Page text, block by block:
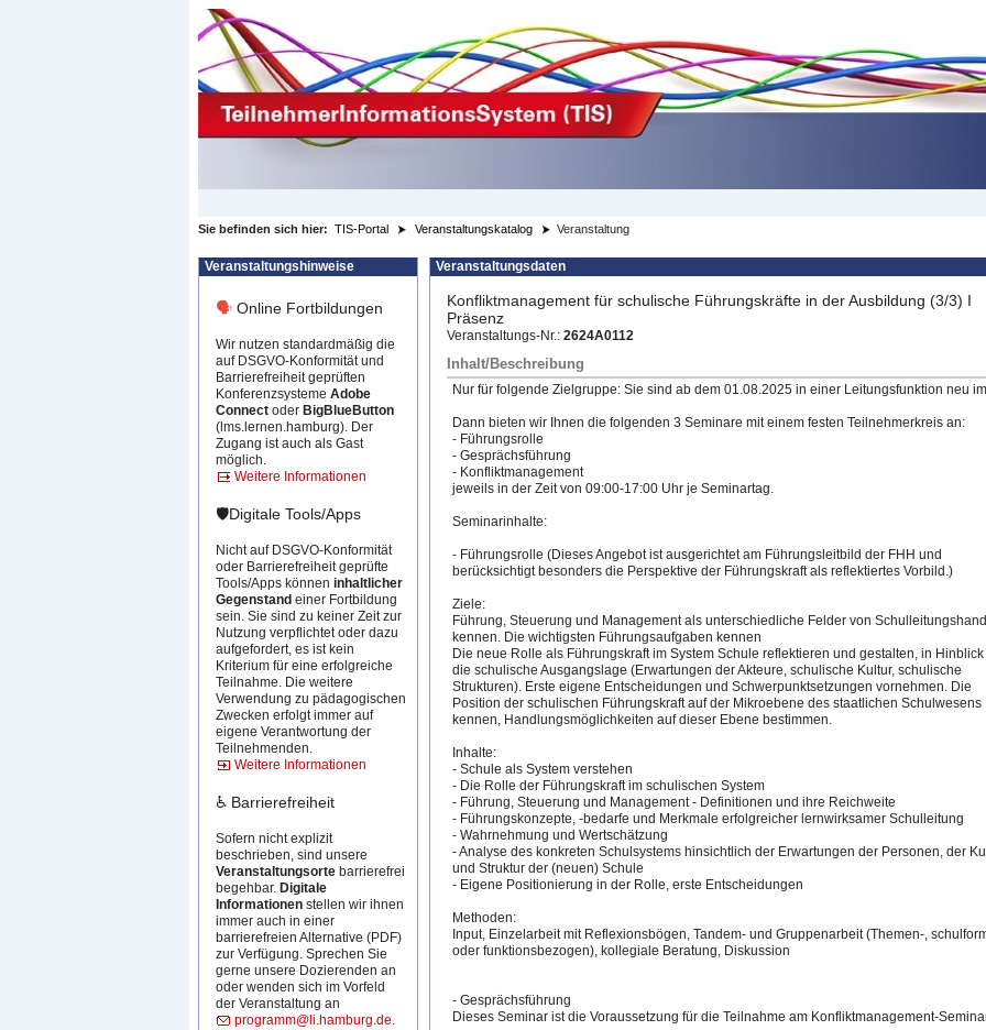
Sie befinden sich hier: TIS-Portal Veranstaltungskatalog Veranstaltung
Veranstaltungshinweise
🗣Online Fortbildungen
Wir nutzen standardmäßig die
auf DSGVO-Konformität und
Barrierefreiheit geprüften
Konferenzsysteme Adobe
Connect oderBigBlueButton
(lms.lernen.hamburg). Der
Zugang ist auch als Gast
möglich.
Weitere Informationen
🛡️Digitale Tools/Apps
Nicht auf DSGVO-Konformität
oder Barrierefreiheit geprüfte
Tools/Apps können inhaltlicher
Gegenstand einer Fortbildung
sein. Sie sind zu keiner Zeit zur
Nutzung verpflichtet oder dazu
aufgefordert, es ist kein
Kriterium für eine erfolgreiche
Teilnahme. Die weitere
Verwendung zu pädagogischen
Zwecken erfolgt immer auf
eigene Verantwortung der
Teilnehmenden.
Weitere Informationen
♿ Barrierefreiheit
Sofern nicht explizit
beschrieben, sind unsere
Veranstaltungsortebarrierefrei
begehbar. Digitale
Informationenstellen wir ihnen
immer auch in einer
barrierefreien Alternative (PDF)
zur Verfügung. Sprechen Sie
gerne unsere Dozierenden an
oder wenden sich im Vorfeld
der Veranstaltung an
programm@li.hamburg.de.
Veranstaltungsdaten
Konfliktmanagement für schulische Führungskräfte in der Ausbildung (3/3) I
Präsenz
Veranstaltungs-Nr.: 2624A0112
Inhalt/Beschreibung
Nur für folgende Zielgruppe: Sie sind ab dem 01.08.2025 in einer Leitungsfunktion neu
Dann bieten wir Ihnen die folgenden 3 Seminare mit einem festen Teilnehmerkreis an:
- Führungsrolle
- Gesprächsführung
- Konfliktmanagement
jeweils​ in der Zeit von 09:00-17:00 Uhr je Seminartag.
Seminarinhalt​e:​
- Führungsrolle (Dieses Angebot ist ausgerichtet am Führungsleitbild der FHH und
berücksichtigt besonders die Perspektive der Führungskraft als reflektiertes Vorbild.)
Ziele:
Führung, Steuerung und Management als unterschiedliche Felder von
kennen. Die wichtigsten Führungsaufgaben kennen
Die neue Rolle als Führungskraft im System Schule reflektieren und gestalten, in Hinblick
die schulische Ausgangslage (Erwartungen der Akteure, schulische Kultur, schulische
Strukturen). Erste eigene Entscheidungen und Schwerpunktsetzungen vornehmen. Die
Position der schulischen Führungskraft auf der Mikroebene des staatlichen Schulwesens
kennen, Handlungsmöglichkeiten auf dieser Ebene bestimmen.
Inhalte:
- Schul​e als System verstehen
- Die Rolle der Führungskraft im schulischen System
- Führung, Steuerung und Management - Definitionen und ihre Reichweite
- Führungskonzepte, -bedarfe und Merkmale erfolgreicher lernwirksamer Schulleitung
- Wahrnehmung und Wertschätzung
- Analyse des konkreten Schulsystems hinsichtlich der Erwartungen der Personen, der
und Struktur der (neuen) Schule
- Eigene Positionierung in der Rolle, erste Entscheidungen
Methoden:
​​​Input, Einzelarbeit mit Reflexionsbögen, Tandem- und Gruppenarbeit (Themen-,
oder funktionsbezogen), kollegiale Beratung, Diskussion
- Gesprächsführ​ung
Dieses Seminar ist die Voraussetzung für die Teilnahme am Konfliktmanagement-